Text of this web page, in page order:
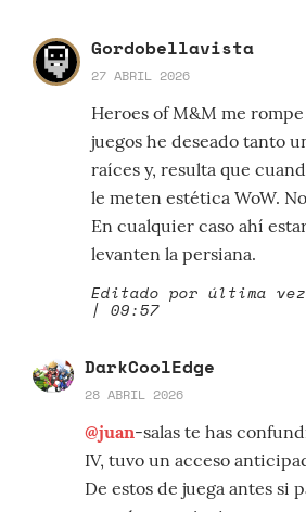
Gordobellavista
27 ABRIL 2026
Heroes of M&M me
juegos he deseado tanto
raíces y, resulta que
le meten estética WoW.
En cualquier caso ahí
levanten la persiana.
Editado por última
| 09:57
DarkCoolEdge
28 ABRIL 2026
@juan-salas te has
IV, tuvo un acceso
De estos de juega antes si